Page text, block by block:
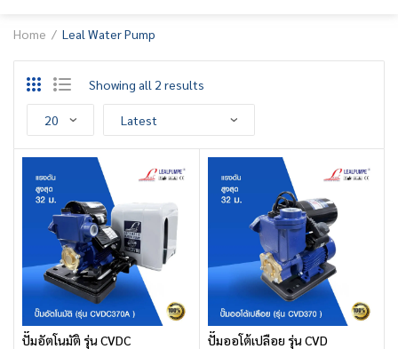
Home Leal Water Pump
Showing all 2 results
ปั๊มอัตโนมัติ รุ่น CVDC ปั๊มออโต้เปลือย รุ่น CVD